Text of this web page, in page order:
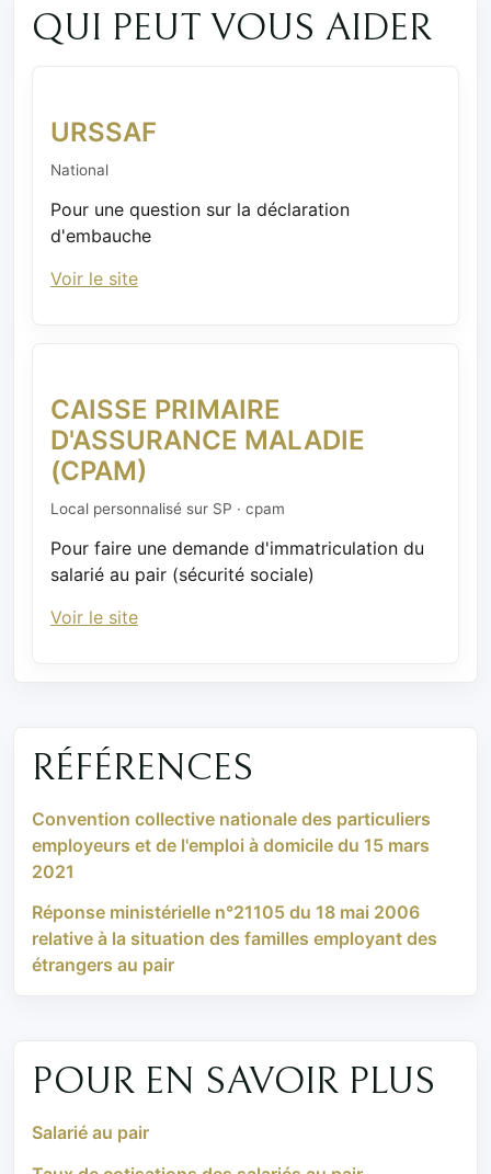
QUI PEUT VOUS AIDER
URSSAF
National
Pour une question sur la déclaration
d'embauche
Voir le site
CAISSE PRIMAIRE
D'ASSURANCE MALADIE
(CPAM)
Local personnalisé sur SP · cpam
Pour faire une demande d'immatriculation du
salarié au pair (sécurité sociale)
Voir le site
RÉFÉRENCES
Convention collective nationale des particuliers
employeurs et de l'emploi à domicile du 15 mars
2021
Réponse ministérielle n°21105 du 18 mai 2006
relative à la situation des familles employant des
étrangers au pair
POUR EN SAVOIR PLUS
Salarié au pair